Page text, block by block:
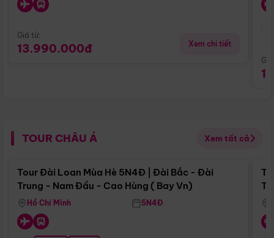
Giá từ:
13.990.000đ Xem chi tiết
TOUR CHÂU Á Xem tất cả
Điểm nổi bật
Tour Đài Loan Mùa Hè 5N4Đ | Đài Bắc - Đài
Trung - Nam Đầu - Cao Hùng ( Bay Vn)
Hồ Chí Minh 5N4Đ